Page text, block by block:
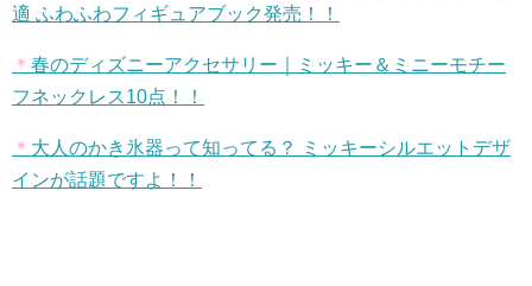
適 ふわふわフィギュアブック発売！！
＊ 春のディズニーアクセサリー｜ミッキー＆ミニーモチー
フネックレス10点！！
＊ 大人のかき氷器って知ってる？ ミッキーシルエットデザ
インが話題ですよ！！